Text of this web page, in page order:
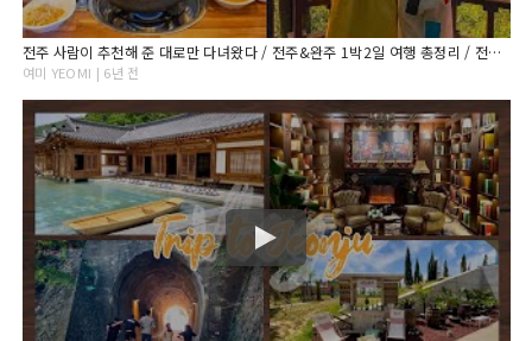
전주 사람이 추천해 준 대로만 다녀왔다 / 전주&완주 1박2일 여행 총정리 / 전주사람들 이 일정 ㅇㅈ?
여미 YEOMI | 6년 전